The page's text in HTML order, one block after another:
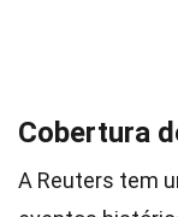
Cobertura
A Reuters tem